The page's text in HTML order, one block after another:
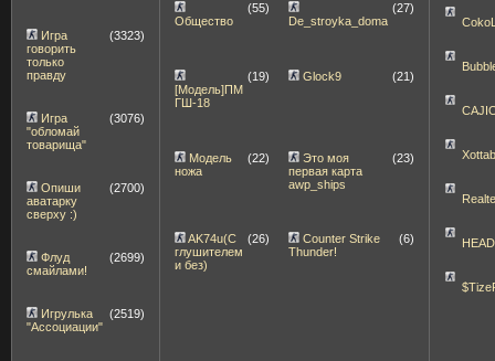
Игра
говорить
только
правду
(3323)
Игра
"обломай
товарища"
(3076)
Опиши
аватарку
сверху :)
(2700)
Флуд
смайлами!
(2699)
Игрулька
"Ассоциации"
(2519)
Общество
(55)
De_stroyka_doma
(27)
[Модель]ПМ
ГШ-18
(19) Glock9 (21)
Модель
ножа
(22)
Это моя
первая карта
awp_ships
(23)
AK74u(С
глушителем
и без)
(26)
Counter Strike
Thunder!
(6)